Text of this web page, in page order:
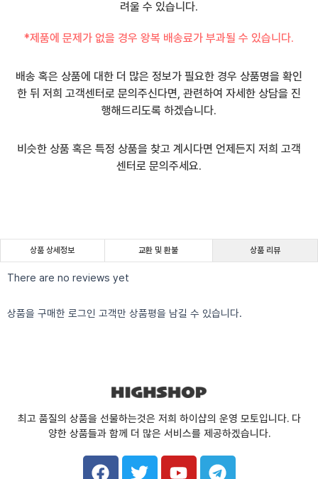
려울 수 있습니다.
*제품에 문제가 없을 경우 왕복 배송료가 부과될 수 있습니다.
배송 혹은 상품에 대한 더 많은 정보가 필요한 경우 상품명을 확인
한 뒤 저희 고객센터로 문의주신다면, 관련하여 자세한 상담을 진
행해드리도록 하겠습니다.
비슷한 상품 혹은 특정 상품을 찾고 계시다면 언제든지 저희 고객
센터로 문의주세요.
상품 상세정보 교환 및 환불 상품 리뷰
There are no reviews yet
상품을 구매한 로그인 고객만 상품평을 남길 수 있습니다.
최고 품질의 상품을 선물하는것은 저희 하이샵의 운영 모토입니다. 다
양한 상품들과 함께 더 많은 서비스를 제공하겠습니다.
F
a
T
w
Y
o
T
e